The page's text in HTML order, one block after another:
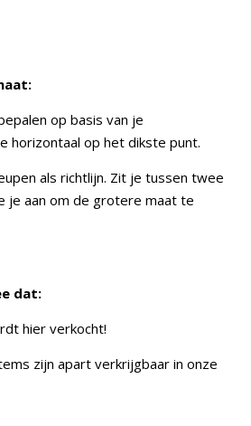
op basis van je
horizontaal op het dikste punt.
als richtlijn. Zit je tussen twee
je aan om de grotere maat te
dat:
hier verkocht!
zijn apart verkrijgbaar in onze